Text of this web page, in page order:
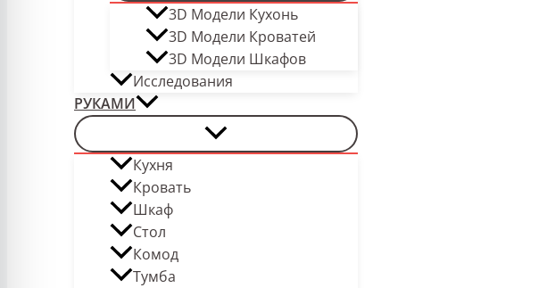
3D Модели Кухонь
3D Модели Кроватей
3D Модели Шкафов
Исследования
РУКАМИ
Кухня
Кровать
Шкаф
Стол
Комод
Тумба